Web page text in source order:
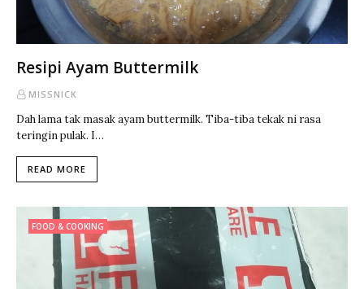
Resipi Ayam Buttermilk
MISSNICK
Dah lama tak masak ayam buttermilk. Tiba-tiba tekak ni rasa
teringin pulak. I…
READ MORE
FOOD & COOKING